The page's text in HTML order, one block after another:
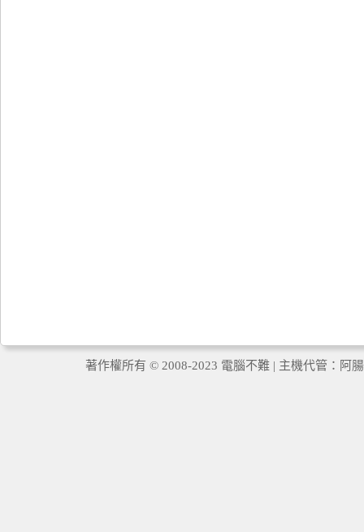
著作權所有 © 2008-2023 電腦不難 | 主機代管： 阿